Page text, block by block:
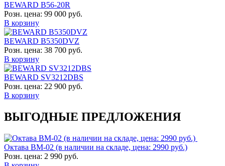
BEWARD B56-20R
Розн. цена: 99 000 руб.
В корзину
BEWARD B5350DVZ
Розн. цена: 38 700 руб.
В корзину
BEWARD SV3212DBS
Розн. цена: 22 900 руб.
В корзину
ВЫГОДНЫЕ ПРЕДЛОЖЕНИЯ
Октава ВМ-02 (в наличии на складе, цена: 2990 руб.)
Розн. цена: 2 990 руб.